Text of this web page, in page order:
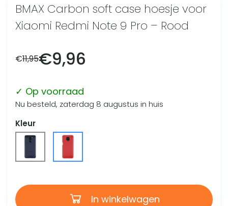
BMAX Carbon soft case hoesje voor
Xiaomi Redmi Note 9 Pro – Rood
€11,95€9,96
✓ Op voorraad
Nu besteld, zaterdag 8 augustus in huis
Kleur
In winkelwagen